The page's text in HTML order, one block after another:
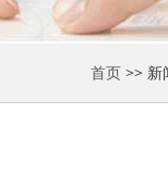
首页 >> 新
机